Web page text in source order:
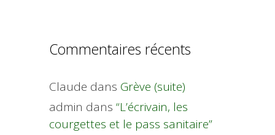
Commentaires récents
Claude dans Grève (suite)
admin dans “L’écrivain, les
courgettes et le pass sanitaire”